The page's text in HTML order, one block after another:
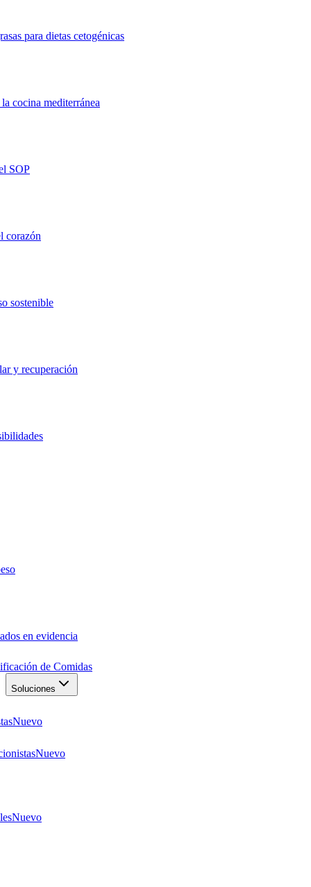
para dietas cetogénicas
cocina mediterránea
SOP
corazón
sostenible
y recuperación
en evidencia
de Comidas
Soluciones
Nuevo
Nuevo
Nuevo